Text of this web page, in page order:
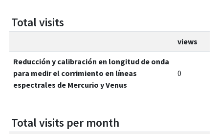
Total visits
views
Reducción y calibración en longitud de onda
para medir el corrimiento en líneas
espectrales de Mercurio y Venus
0
Total visits per month